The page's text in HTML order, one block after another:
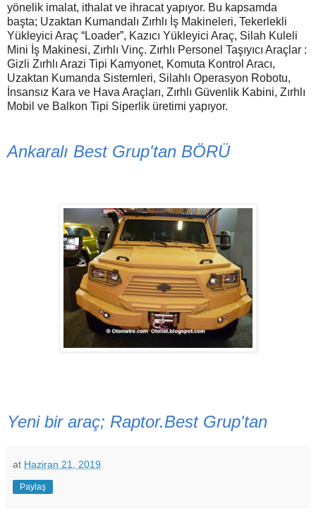
yönelik imalat, ithalat ve ihracat yapıyor. Bu kapsamda
başta; Uzaktan Kumandalı Zırhlı İş Makineleri, Tekerlekli
Yükleyici Araç “Loader”, Kazıcı Yükleyici Araç, Silah Kuleli
Mini İş Makinesi, Zırhlı Vinç. Zırhlı Personel Taşıyıcı Araçlar :
Gizli Zırhlı Arazi Tipi Kamyonet, Komuta Kontrol Aracı,
Uzaktan Kumanda Sistemleri, Silahlı Operasyon Robotu,
İnsansız Kara ve Hava Araçları, Zırhlı Güvenlik Kabini, Zırhlı
Mobil ve Balkon Tipi Siperlik üretimi yapıyor.
Ankaralı Best Grup'tan BÖRÜ
Yeni bir araç; Raptor.Best Grup'tan
at Haziran 21, 2019
Paylaş